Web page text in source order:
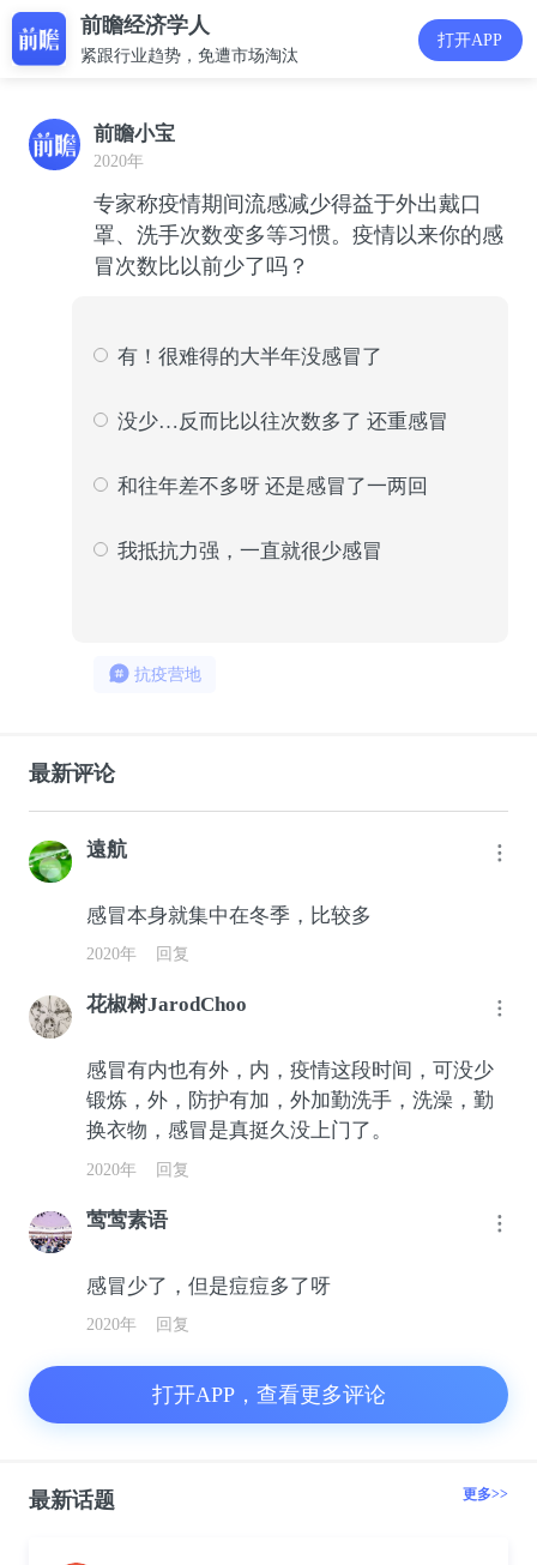
前瞻经济学人
紧跟行业趋势，免遭市场淘汰
打开APP
前瞻小宝
2020年
专家称疫情期间流感减少得益于外出戴口
罩、洗手次数变多等习惯。疫情以来你的感
冒次数比以前少了吗？
有！很难得的大半年没感冒了
没少…反而比以往次数多了 还重感冒
和往年差不多呀 还是感冒了一两回
我抵抗力强，一直就很少感冒
抗疫营地
最新评论
遠航
感冒本身就集中在冬季，比较多
2020年 回复
花椒树JarodChoo
感冒有内也有外，内，疫情这段时间，可没少
锻炼，外，防护有加，外加勤洗手，洗澡，勤
换衣物，感冒是真挺久没上门了。
2020年 回复
莺莺素语
感冒少了，但是痘痘多了呀
2020年 回复
打开APP，查看更多评论
最新话题 更多>>